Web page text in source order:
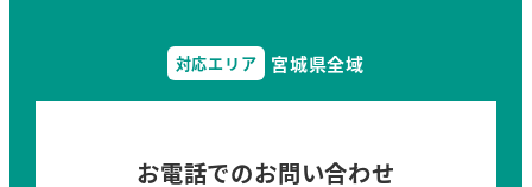
対応エリア 宮城県全域
お電話でのお問い合わせ